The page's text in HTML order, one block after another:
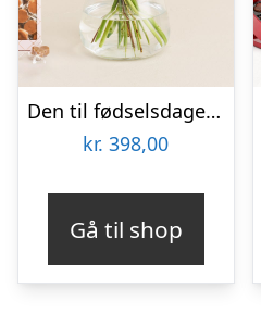
Den til fødselsdagen med tillykkekarameller
kr. 398,00
Gå til shop